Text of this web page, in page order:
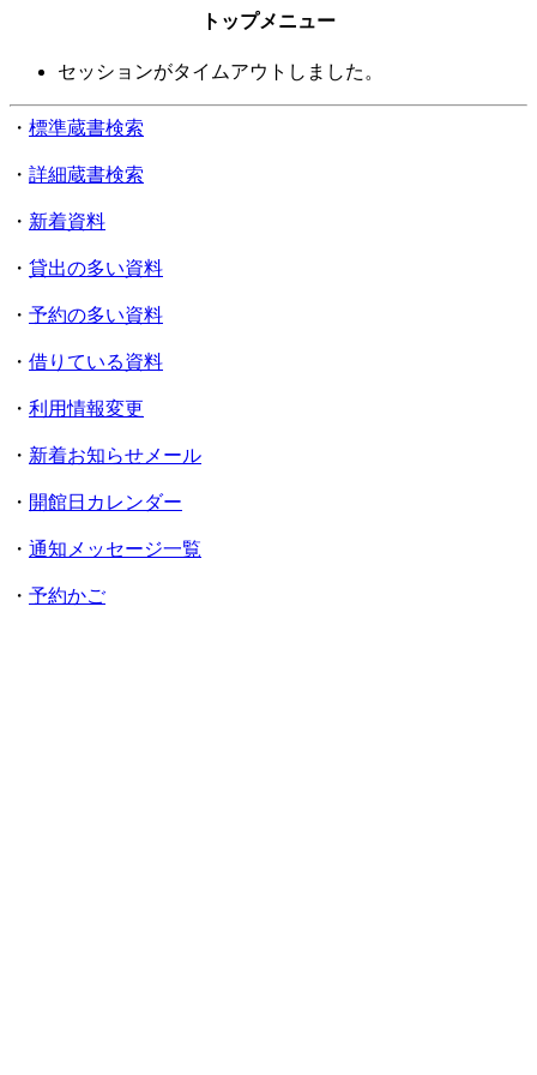
トップメニュー
セッションがタイムアウトしました。
・ 標準蔵書検索
・ 詳細蔵書検索
・ 新着資料
・ 貸出の多い資料
・ 予約の多い資料
・ 借りている資料
・ 利用情報変更
・ 新着お知らせメール
・ 開館日カレンダー
・ 通知メッセージ一覧
・ 予約かご